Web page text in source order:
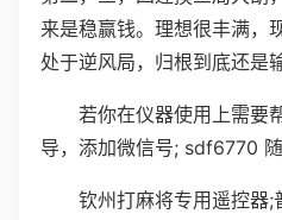
来是稳赢钱。理想很丰满，
处于逆风局，归根到底还是
若你在仪器使用上需要
导，添加微信号; sdf6770 随
钦州打麻将专用遥控器